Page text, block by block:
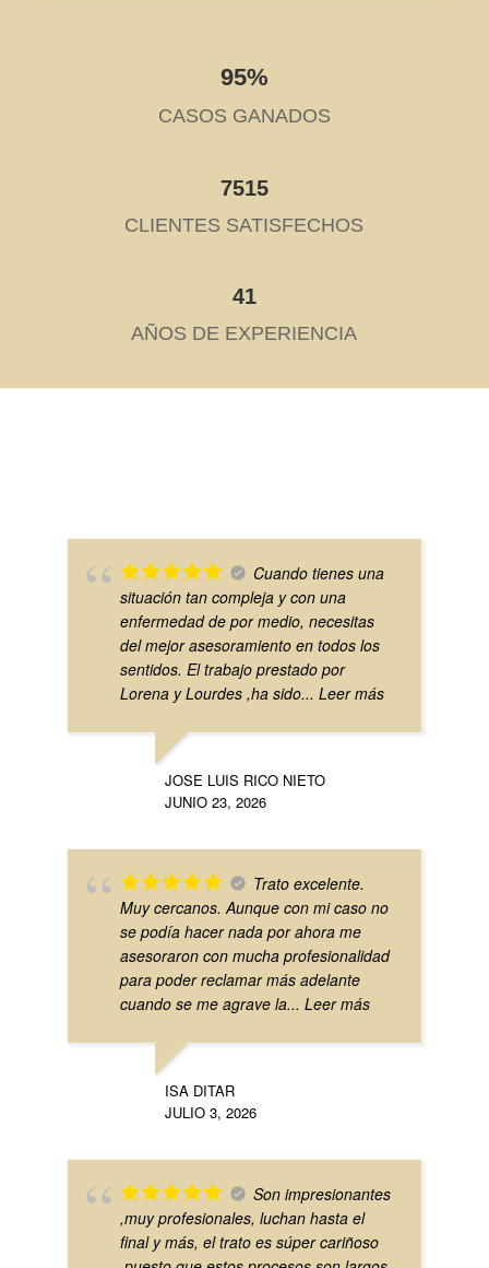
95%
CASOS GANADOS
7515
CLIENTES SATISFECHOS
41
AÑOS DE EXPERIENCIA
Cuando tienes una
situación tan compleja y con una
enfermedad de por medio, necesitas
del mejor asesoramiento en todos los
sentidos. El trabajo prestado por
Lorena y Lourdes ,ha sido... Leer más
JOSE LUIS RICO NIETO
JUNIO 23, 2026
Trato excelente.
Muy cercanos. Aunque con mi caso no
se podía hacer nada por ahora me
asesoraron con mucha profesionalidad
para poder reclamar más adelante
cuando se me agrave la... Leer más
ISA DITAR
JULIO 3, 2026
Son impresionantes
,muy profesionales, luchan hasta el
final y más, el trato es súper cariñoso